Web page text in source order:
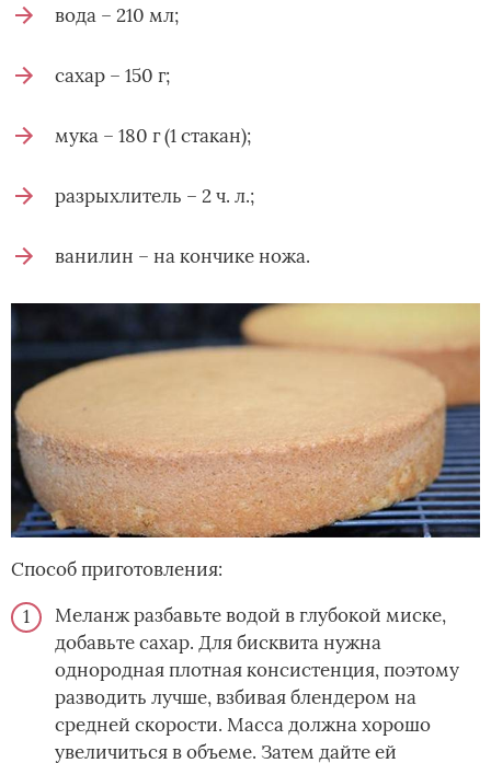
вода – 210 мл;
сахар – 150 г;
мука – 180 г (1 стакан);
разрыхлитель – 2 ч. л.;
ванилин – на кончике ножа.
Способ приготовления:
Меланж разбавьте водой в глубокой миске,
добавьте сахар. Для бисквита нужна
однородная плотная консистенция, поэтому
разводить лучше, взбивая блендером на
средней скорости. Масса должна хорошо
увеличиться в объеме. Затем дайте ей